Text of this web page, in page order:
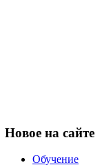
Новое на сайте
Обучение